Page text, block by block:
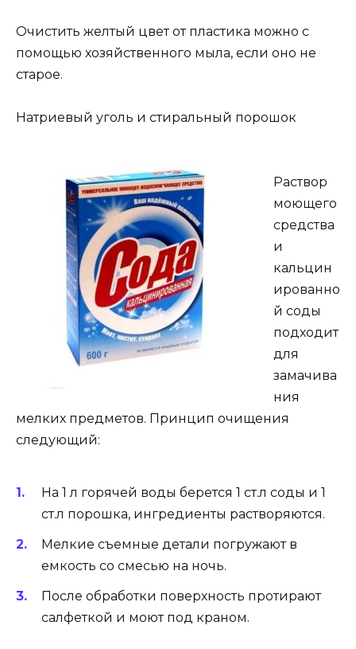
Очистить желтый цвет от пластика можно с
помощью хозяйственного мыла, если оно не
старое.
Натриевый уголь и стиральный порошок
Раствор
моющего
средства
и
кальцин
ированно
й соды
подходит
для
замачива
ния
мелких предметов. Принцип очищения
следующий:
На 1 л горячей воды берется 1 ст.л соды и 1
ст.л порошка, ингредиенты растворяются.
Мелкие съемные детали погружают в
емкость со смесью на ночь.
После обработки поверхность протирают
салфеткой и моют под краном.